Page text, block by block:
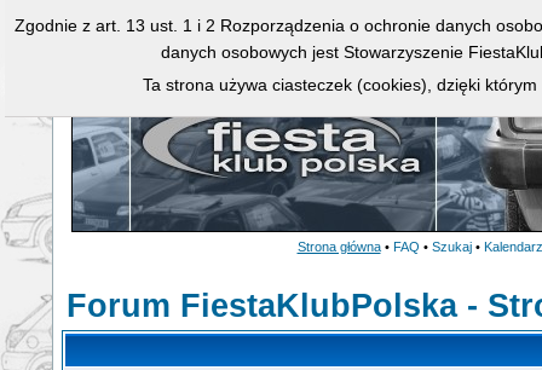
Strona główna • FAQ • Szukaj • Kalendarz
Forum FiestaKlubPolska -
Zgodnie z art. 13 ust. 1 i 2 Rozporządzenia o ochronie danych
danych osobowych jest Stowarzyszenie
Ta strona używa ciasteczek (cookies), dzięki